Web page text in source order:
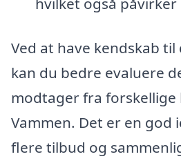
Ved at have kendskab
kan du bedre evaluere
modtager fra
Vammen. Det er en god
flere tilbud og